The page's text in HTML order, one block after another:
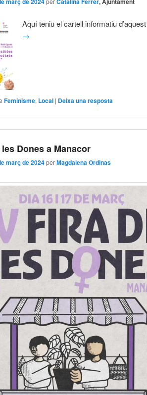
Aquí teniu el cartell informatiu
→
Feminisme, Local | Deixa una resposta
Dones a Manacor
març de 2024 perMagdalena Ordinas